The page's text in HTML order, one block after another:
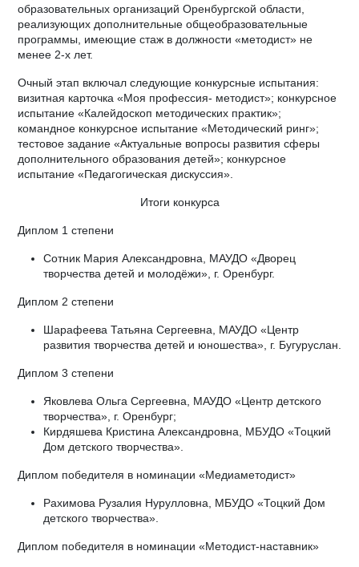
образовательных организаций Оренбургской области,
реализующих дополнительные общеобразовательные
программы, имеющие стаж в должности «методист» не
менее 2-х лет.
Очный этап включал следующие конкурсные испытания:
визитная карточка «Моя профессия- методист»; конкурсное
испытание «Калейдоскоп методических практик»;
командное конкурсное испытание «Методический ринг»;
тестовое задание «Актуальные вопросы развития сферы
дополнительного образования детей»; конкурсное
испытание «Педагогическая дискуссия».
Итоги конкурса
Диплом 1 степени
Сотник Мария Александровна, МАУДО «Дворец
творчества детей и молодёжи», г. Оренбург.
Диплом 2 степени
Шарафеева Татьяна Сергеевна, МАУДО «Центр
развития творчества детей и юношества», г. Бугуруслан.
Диплом 3 степени
Яковлева Ольга Сергеевна, МАУДО «Центр детского
творчества», г. Оренбург;
Кирдяшева Кристина Александровна, МБУДО «Тоцкий
Дом детского творчества».
Диплом победителя в номинации «Медиаметодист»
Рахимова Рузалия Нурулловна, МБУДО «Тоцкий Дом
детского творчества».
Диплом победителя в номинации «Методист-наставник»